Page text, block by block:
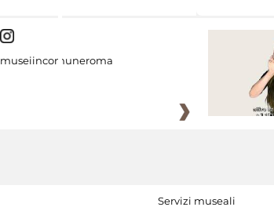
museiincomuneroma
Servizi museali